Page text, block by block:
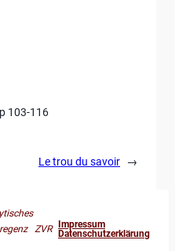
103-116
Le trou du savoir
→
ZVR
Impressum
Datenschutzerklärung